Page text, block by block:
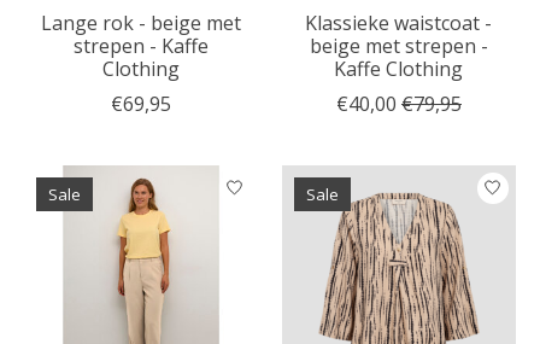
Lange rok - beige met
strepen - Kaffe
Clothing
€69,95
Klassieke waistcoat -
beige met strepen -
Kaffe Clothing
€40,00 €79,95
Sale Sale